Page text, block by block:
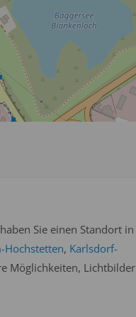
Sie einen Standort in
Hochstetten, Karlsdorf-
Möglichkeiten, Lichtbilder